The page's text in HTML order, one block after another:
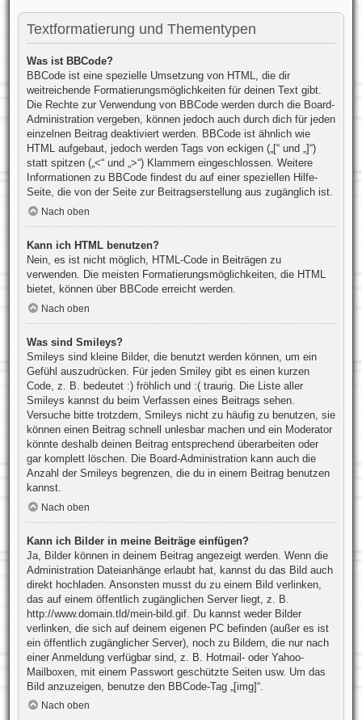
Textformatierung und Thementypen
Was ist BBCode?
BBCode ist eine spezielle Umsetzung von HTML, die dir
weitreichende Formatierungsmöglichkeiten für deinen Text gibt.
Die Rechte zur Verwendung von BBCode werden durch die Board-
Administration vergeben, können jedoch auch durch dich für jeden
einzelnen Beitrag deaktiviert werden. BBCode ist ähnlich wie
HTML aufgebaut, jedoch werden Tags von eckigen („[“ und „]“)
statt spitzen („<“ und „>“) Klammern eingeschlossen. Weitere
Informationen zu BBCode findest du auf einer speziellen Hilfe-
Seite, die von der Seite zur Beitragserstellung aus zugänglich ist.
Nach oben
Kann ich HTML benutzen?
Nein, es ist nicht möglich, HTML-Code in Beiträgen zu
verwenden. Die meisten Formatierungsmöglichkeiten, die HTML
bietet, können über BBCode erreicht werden.
Nach oben
Was sind Smileys?
Smileys sind kleine Bilder, die benutzt werden können, um ein
Gefühl auszudrücken. Für jeden Smiley gibt es einen kurzen
Code, z. B. bedeutet :) fröhlich und :( traurig. Die Liste aller
Smileys kannst du beim Verfassen eines Beitrags sehen.
Versuche bitte trotzdem, Smileys nicht zu häufig zu benutzen, sie
können einen Beitrag schnell unlesbar machen und ein Moderator
könnte deshalb deinen Beitrag entsprechend überarbeiten oder
gar komplett löschen. Die Board-Administration kann auch die
Anzahl der Smileys begrenzen, die du in einem Beitrag benutzen
kannst.
Nach oben
Kann ich Bilder in meine Beiträge einfügen?
Ja, Bilder können in deinem Beitrag angezeigt werden. Wenn die
Administration Dateianhänge erlaubt hat, kannst du das Bild auch
direkt hochladen. Ansonsten musst du zu einem Bild verlinken,
das auf einem öffentlich zugänglichen Server liegt, z. B.
http://www.domain.tld/mein-bild.gif. Du kannst weder Bilder
verlinken, die sich auf deinem eigenen PC befinden (außer es ist
ein öffentlich zugänglicher Server), noch zu Bildern, die nur nach
einer Anmeldung verfügbar sind, z. B. Hotmail- oder Yahoo-
Mailboxen, mit einem Passwort geschützte Seiten usw. Um das
Bild anzuzeigen, benutze den BBCode-Tag „[img]“.
Nach oben